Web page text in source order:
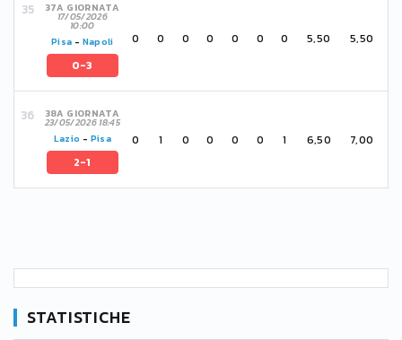
37A GIORNATA
17/05/2026
10:00
Pisa - Napoli
0-3
0 0 0 0 0 0 0 5,50 5,50
38A GIORNATA
23/05/2026 18:45
Lazio - Pisa
2-1
0 1 0 0 0 0 1 6,50 7,00
STATISTICHE